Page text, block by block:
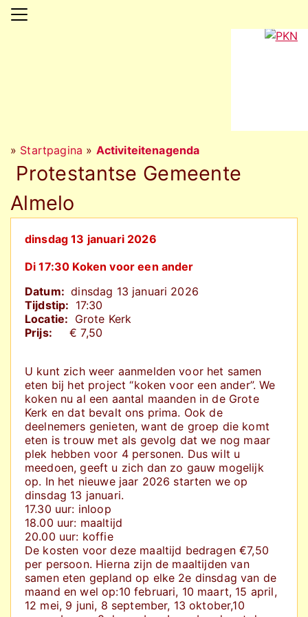
» Startpagina » Activiteitenagenda
Protestantse Gemeente
Almelo
dinsdag 13 januari 2026
Di 17:30 Koken voor een ander
Datum: dinsdag 13 januari 2026
Tijdstip: 17:30
Locatie: Grote Kerk
Prijs:
€ 7,50
U kunt zich weer aanmelden voor het samen
eten bij het project “koken voor een ander”. We
koken nu al een aantal maanden in de Grote
Kerk en dat bevalt ons prima. Ook de
deelnemers genieten, want de groep die komt
eten is trouw met als gevolg dat we nog maar
plek hebben voor 4 personen. Dus wilt u
meedoen, geeft u zich dan zo gauw mogelijk
op. In het nieuwe jaar 2026 starten we op
dinsdag 13 januari.
17.30 uur: inloop
18.00 uur: maaltijd
20.00 uur: koffie
De kosten voor deze maaltijd bedragen €7,50
per persoon. Hierna zijn de maaltijden van
samen eten gepland op elke 2e dinsdag van de
maand en wel op:10 februari, 10 maart, 15 april,
12 mei, 9 juni, 8 september, 13 oktober,10